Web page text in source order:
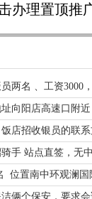
办理置顶推